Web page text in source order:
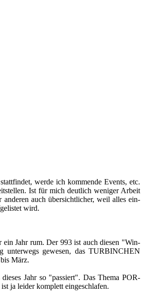
werde ich kom­men­de Events, etc.
Ist für mich deut­lich we­ni­ger Ar­beit
an­de­ren auch über­sicht­li­cher, weil alles ein­
wird.
ein Jahr rum. Der 993 ist auch die­sen "Win­
un­ter­wegs ge­we­sen, das TUR­BIN­CHEN
März.
Jahr so "pas­siert". Das Thema POR­
ja lei­der kom­plett ein­ge­schla­fen.